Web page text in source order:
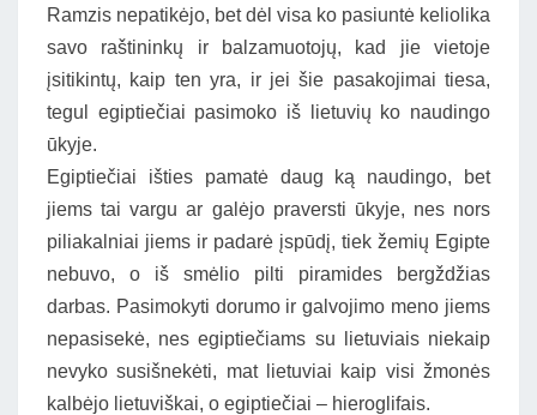
Ramzis nepatikėjo, bet dėl visa ko pasiuntė keliolika
savo raštininkų ir balzamuotojų, kad jie vietoje
įsitikintų, kaip ten yra, ir jei šie pasakojimai tiesa,
tegul egiptiečiai pasimoko iš lietuvių ko naudingo
ūkyje.
Egiptiečiai išties pamatė daug ką naudingo, bet
jiems tai vargu ar galėjo praversti ūkyje, nes nors
piliakalniai jiems ir padarė įspūdį, tiek žemių Egipte
nebuvo, o iš smėlio pilti piramides bergždžias
darbas. Pasimokyti dorumo ir galvojimo meno jiems
nepasisekė, nes egiptiečiams su lietuviais niekaip
nevyko susišnekėti, mat lietuviai kaip visi žmonės
kalbėjo lietuviškai, o egiptiečiai – hieroglifais.